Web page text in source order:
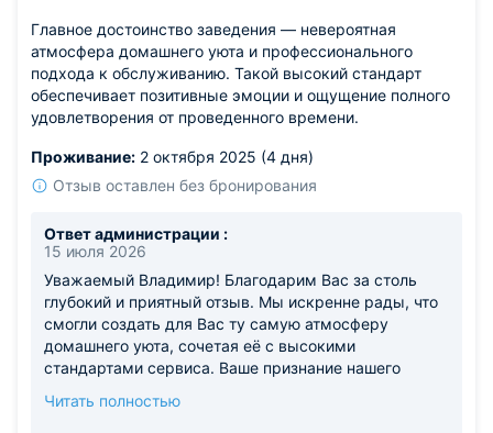
Главное достоинство заведения — невероятная
атмосфера домашнего уюта и профессионального
подхода к обслуживанию. Такой высокий стандарт
обеспечивает позитивные эмоции и ощущение полного
удовлетворения от проведенного времени.
Проживание: 2 октября 2025 (4 дня)
Отзыв оставлен без бронирования
Ответ администрации :
15 июля 2026
Уважаемый Владимир! Благодарим Вас за столь
глубокий и приятный отзыв. Мы искренне рады, что
смогли создать для Вас ту самую атмосферу
домашнего уюта, сочетая её с высокими
стандартами сервиса. Ваше признание нашего
команды. Мы работаем для того, чтобы каждый
Читать полностью